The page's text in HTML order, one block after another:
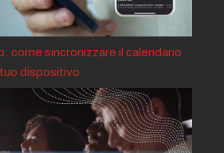
come sincronizzare il calendario
dispositivo